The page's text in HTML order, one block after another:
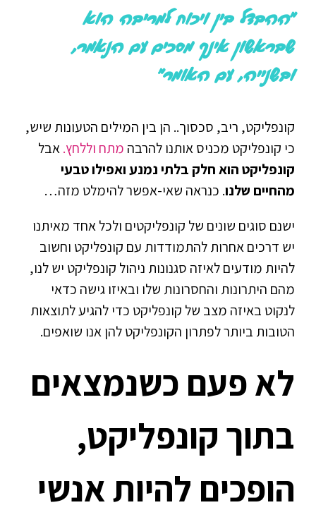
"ההבדל בין ויכוח למריבה הוא
שבראשון אינך מסכים עם הנאמר,
ובשנייה, עם האומר"
קונפליקט, ריב, סכסוך.. הן בין המילים הטעונות שיש,
כי קונפליקט מכניס אותנו להרבה מתח וללחץ.אבל
קונפליקט הוא חלק בלתי נמנע ואפילו טבעי
מהחיים שלנו. כנראה שאי-אפשר להימלט מזה…
ישנם סוגים שונים של קונפליקטים ולכל אחד מאיתנו
יש דרכים אחרות להתמודדות עם קונפליקט וחשוב
להיות מודעים לאיזה סגנונות ניהול קונפליקט יש לנו,
מהם היתרונות והחסרונות שלו ובאיזו גישה כדאי
לנקוט באיזה מצב של קונפליקט כדי להגיע לתוצאות
הטובות ביותר לפתרון הקונפליקט להן אנו שואפים.
לא פעם כשנמצאים
בתוך קונפליקט,
הופכים להיות אנשי